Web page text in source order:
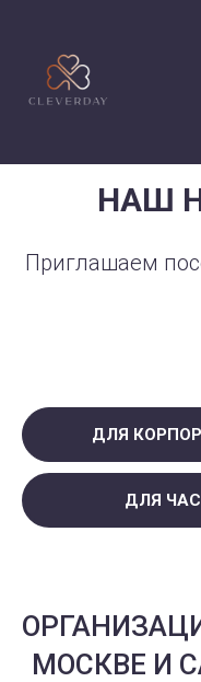
НАШ
Приглашаем
ДЛЯ
ДЛЯ
МОСКВЕ И